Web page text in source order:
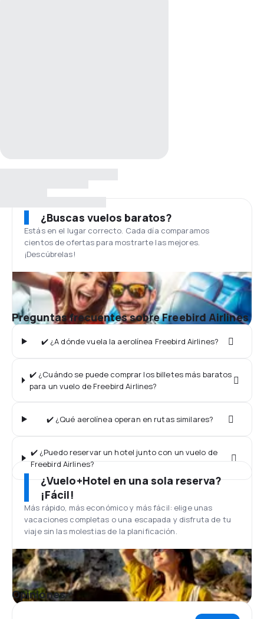
¿Buscas vuelos baratos?
Estás en el lugar correcto. Cada día comparamos
cientos de ofertas para mostrarte las mejores.
¡Descúbrelas!
Preguntas frecuentes sobre Freebird Airlines
✔️ ¿A dónde vuela la aerolínea Freebird Airlines?
✔️ ¿Cuándo se puede comprar los billetes más baratos
para un vuelo de Freebird Airlines?
✔️ ¿Qué aerolínea operan en rutas similares?
✔️ ¿Puedo reservar un hotel junto con un vuelo de
Freebird Airlines?
¿Vuelo+Hotel en una sola reserva?
¡Fácil!
Más rápido, más económico y más fácil: elige unas
vacaciones completas o una escapada y disfruta de tu
viaje sin las molestias de la planificación.
Opiniones